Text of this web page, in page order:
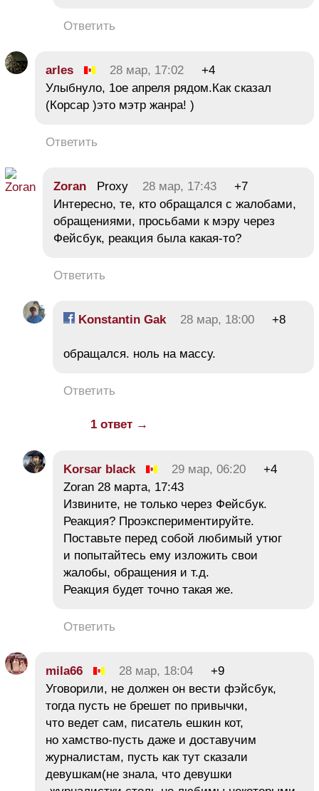
Ответить
arles 28 мар, 17:02
+4
Улыбнуло, 1ое апреля рядом.Как сказал
(Корсар )это мэтр жанра! )
Ответить
Zoran Proxy 28 мар, 17:43
+7
Интересно, те, кто обращался с жалобами,
обращениями, просьбами к мэру через
Фейсбук, реакция была какая-то?
Ответить
Konstantin Gak 28 мар, 18:00 +8
обращался. ноль на массу.
Ответить
1 ответ →
Korsar black 29 мар, 06:20
+4
Zoran 28 марта, 17:43
Извините, не только через Фейсбук.
Реакция? Проэкспериментируйте.
Поставьте перед собой любимый утюг
и попытайтесь ему изложить свои
жалобы, обращения и т.д.
Реакция будет точно такая же.
Ответить
mila66 28 мар, 18:04
+9
Уговорили, не должен он вести фэйсбук,
тогда пусть не брешет по привычки,
что ведет сам, писатель ешкин кот,
но хамство-пусть даже и доставучим
журналистам, пусть как тут сказали
девушкам(не знала, что девушки